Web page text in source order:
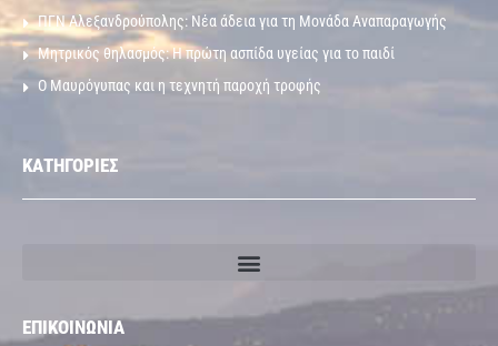
ΠΓΝ Αλεξανδρούπολης: Νέα άδεια για τη Μονάδα Αναπαραγωγής
Μητρικός θηλασμός: Η πρώτη ασπίδα υγείας για το παιδί
Ο Μαυρόγυπας και η τεχνητή παροχή τροφής
ΚΑΤΗΓΟΡΙΕΣ
ΕΠΙΚΟΙΝΩΝΙΑ